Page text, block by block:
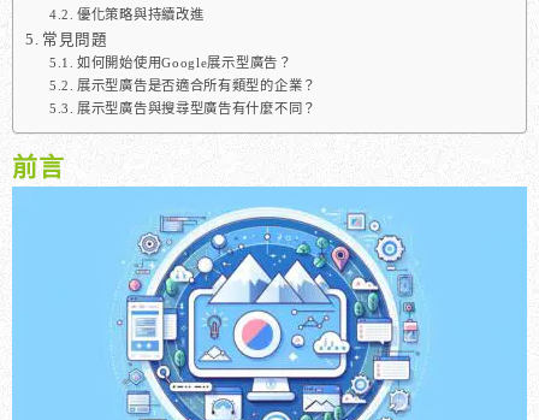
優化策略與持續改進
常見問題
如何開始使用Google展示型廣告？
展示型廣告是否適合所有類型的企業？
展示型廣告與搜尋型廣告有什麼不同？
前言